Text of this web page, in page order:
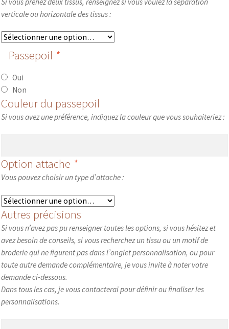
verticale ou horizontale des tissus :
Passepoil *
Oui
Non
Couleur du passepoil
Si vous avez une préférence, indiquez la couleur que vous souhaiteriez :
Option attache *
Vous pouvez choisir un type d’attache :
Autres précisions
Si vous n’avez pas pu renseigner toutes les options, si vous hésitez et
avez besoin de conseils, si vous recherchez un tissu ou un motif de
broderie qui ne figurent pas dans l’onglet personnalisation, ou pour
toute autre demande complémentaire, je vous invite à noter votre
demande ci-dessous.
Dans tous les cas, je vous contacterai pour définir ou finaliser les
personnalisations.